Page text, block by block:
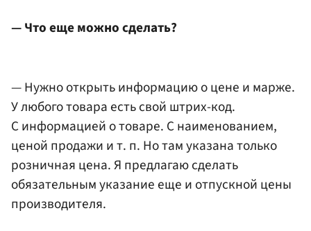
— Что еще можно сделать?
— Нужно открыть информацию о цене и марже.
У любого товара есть свой штрих-код.
С информацией о товаре. С наименованием,
ценой продажи и т. п. Но там указана только
розничная цена. Я предлагаю сделать
обязательным указание еще и отпускной цены
производителя.